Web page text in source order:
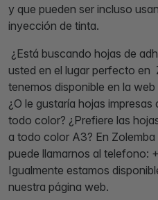
y que pueden ser incluso
inyección de tinta.
¿Está buscando hojas de
usted en el lugar perfecto
tenemos disponible en la
¿O le gustaría hojas
todo color? ¿Prefiere las
a todo color A3? En
puede llamarnos al telefono:
Igualmente estamos
nuestra página web.